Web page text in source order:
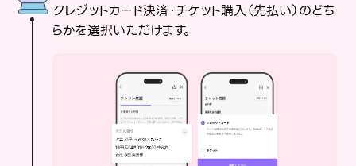
クレジットカード決済・チケット購入（先払い）のどち
らかを選択いただけます。